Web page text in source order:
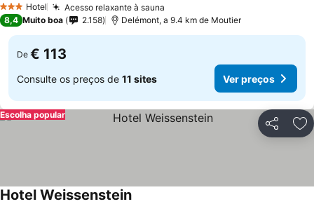
3 EstrelasHotel Acesso relaxante à sauna
8,4 Muito boa 2.158 Delémont, a 9.4 km de Moutier
De € 113
Consulte os preços de 11 sites Ver preços
Partilhar
Escolha popular
Hotel Weissenstein